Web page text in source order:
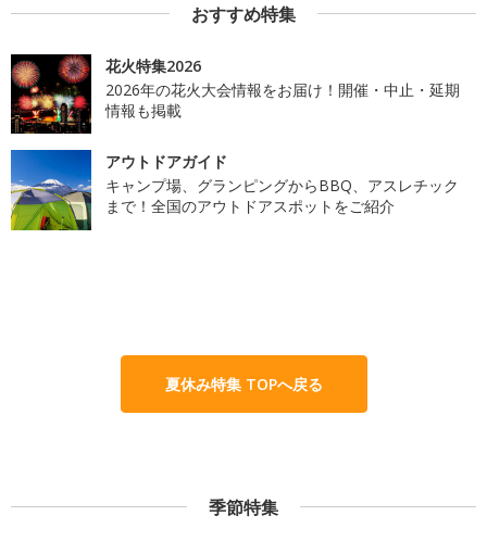
おすすめ特集
花火特集2026
2026年の花火大会情報をお届け！開催・中止・延期
情報も掲載
アウトドアガイド
キャンプ場、グランピングからBBQ、アスレチック
まで！全国のアウトドアスポットをご紹介
夏休み特集 TOPへ戻る
季節特集